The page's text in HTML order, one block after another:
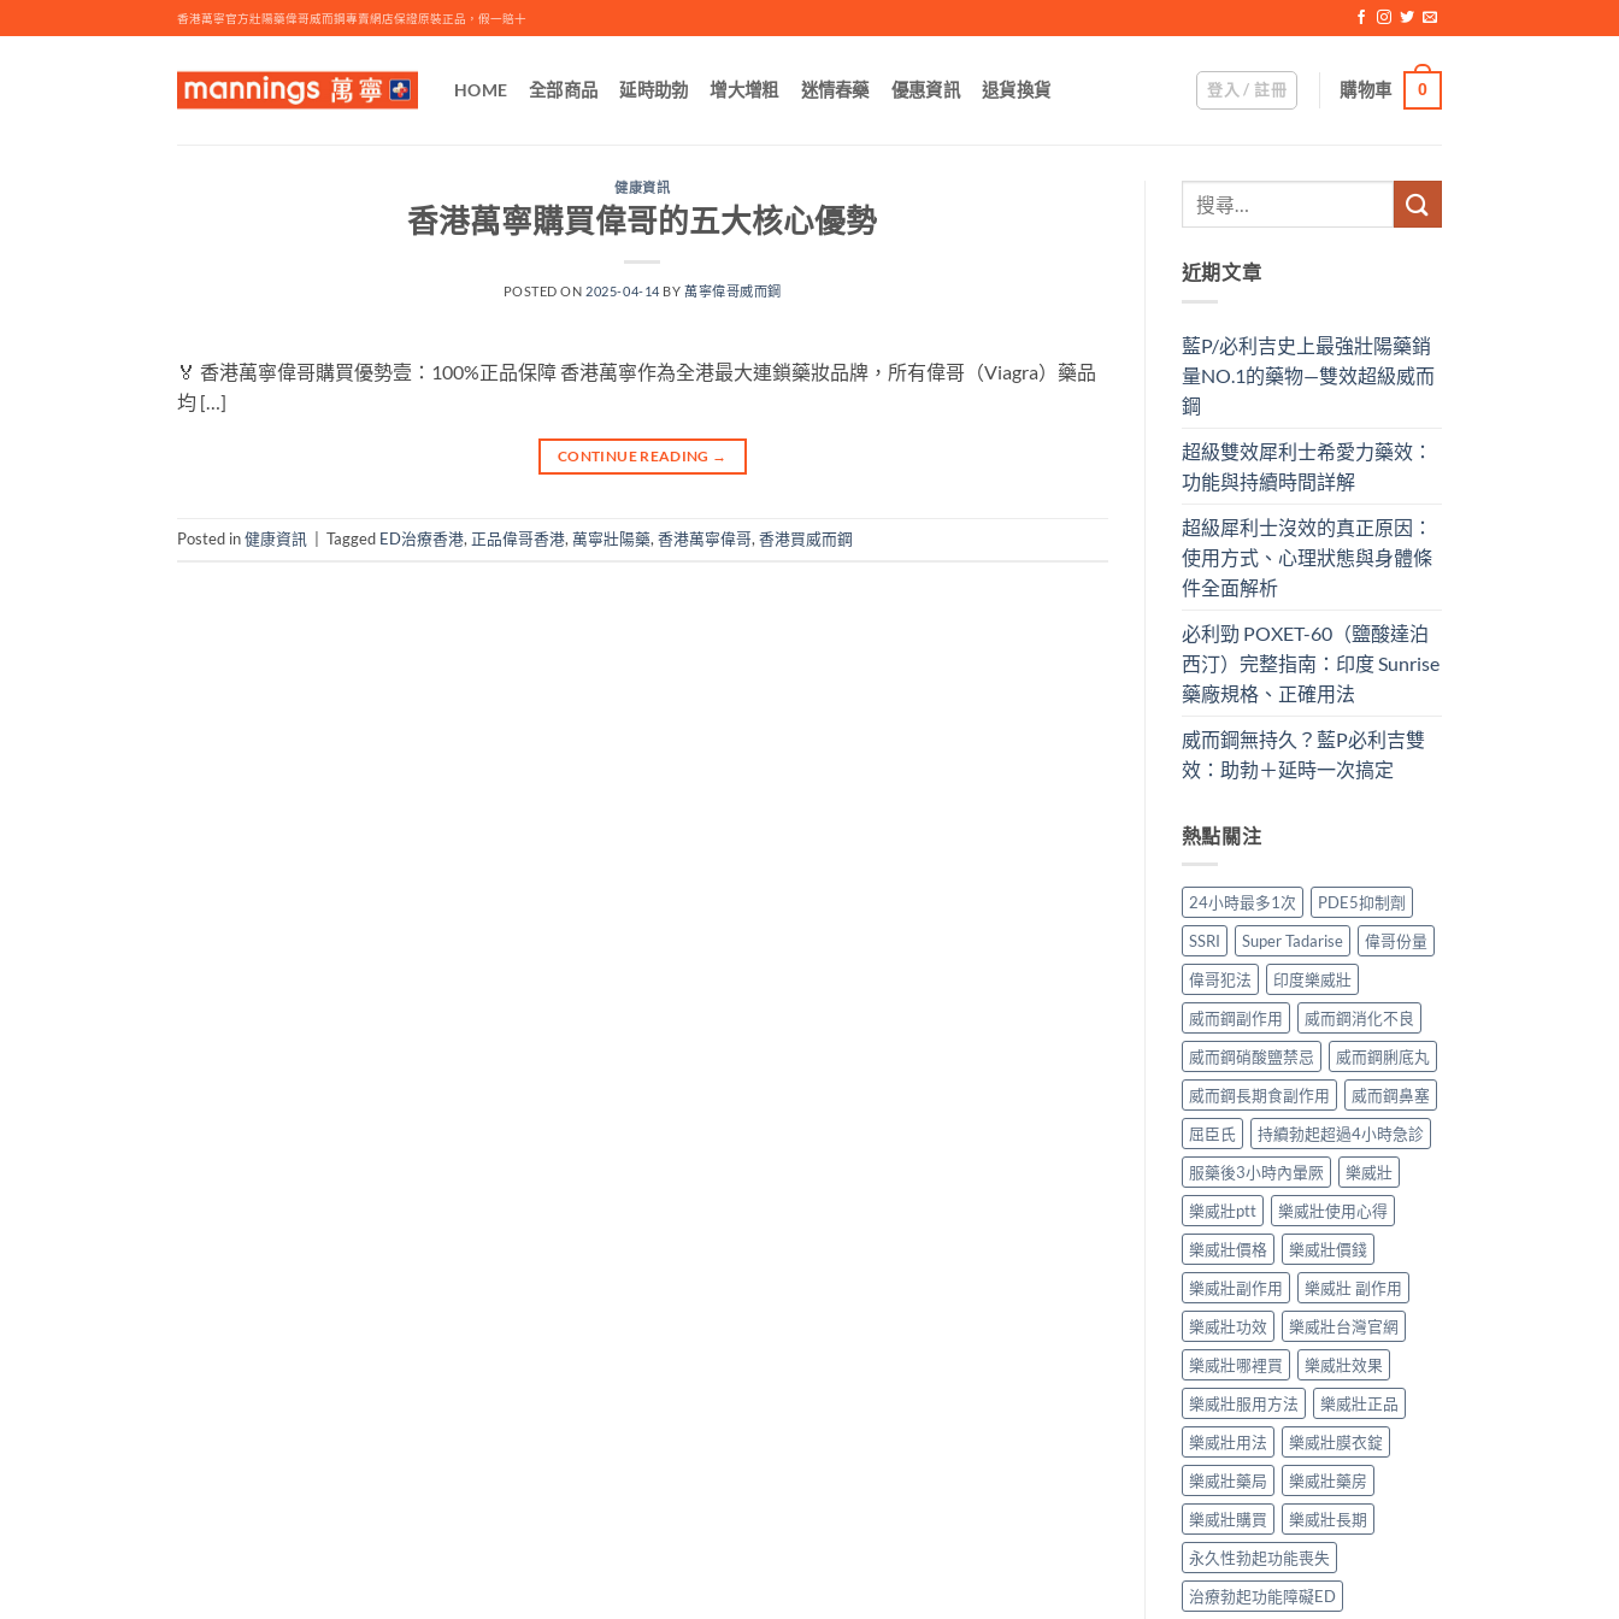
to
香港萬寧官方壯陽藥偉哥威而鋼專賣網店保證原裝正品，假一賠十
HOME 全部商品 延時助勃 增大增粗 迷情春藥 優惠資訊 退貨換貨 登入 / 註冊 購物車 0
健康資訊
香港萬寧購買偉哥的五大核心優勢
POSTED ON 2025-04-14 BY萬寧偉哥威而鋼
🏅 香港萬寧偉哥購買優勢壹：100%正品保障 香港萬寧作為全港最大連鎖藥妝品牌，所有偉哥（Viagra）藥品
均 […]
CONTINUE READING →
Posted in健康資訊 Tagged ED治療香港, 正品偉哥香港, 萬寧壯陽藥, 香港萬寧偉哥, 香港買威而鋼
近期文章
藍P/必利吉史上最強壯陽藥銷
量NO.1的藥物—雙效超級威而
鋼
超級雙效犀利士希愛力藥效：
功能與持續時間詳解
超級犀利士沒效的真正原因：
使用方式、心理狀態與身體條
件全面解析
必利勁 POXET-60（鹽酸達泊
西汀）完整指南：印度 Sunrise
藥廠規格、正確用法
威而鋼無持久？藍P必利吉雙
效：助勃＋延時一次搞定
熱點關注
24小時最多1次
PDE5抑制劑
SSRI
Super Tadarise
偉哥份量
偉哥犯法
印度樂威壯
威而鋼副作用
威而鋼消化不良
威而鋼硝酸鹽禁忌
威而鋼脷底丸
威而鋼長期食副作用
威而鋼鼻塞
屈臣氏
持續勃起超過4小時急診
服藥後3小時內暈厥
樂威壯
樂威壯ptt
樂威壯使用心得
樂威壯價格
樂威壯價錢
樂威壯副作用
樂威壯 副作用
樂威壯功效
樂威壯台灣官網
樂威壯哪裡買
樂威壯效果
樂威壯服用方法
樂威壯正品
樂威壯用法
樂威壯膜衣錠
樂威壯藥局
樂威壯藥房
樂威壯購買
樂威壯長期
永久性勃起功能喪失
治療勃起功能障礙ED